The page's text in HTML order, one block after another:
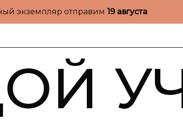
экземпляр отправим 19 августа